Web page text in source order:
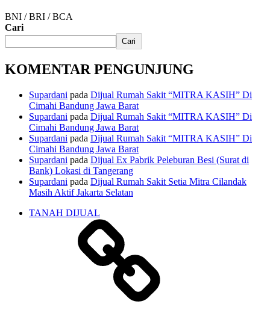
BNI / BRI / BCA
Cari
Cari
KOMENTAR PENGUNJUNG
Supardani pada Dijual Rumah Sakit “MITRA KASIH” Di
Cimahi Bandung Jawa Barat
Supardani pada Dijual Rumah Sakit “MITRA KASIH” Di
Cimahi Bandung Jawa Barat
Supardani pada Dijual Rumah Sakit “MITRA KASIH” Di
Cimahi Bandung Jawa Barat
Supardani pada Dijual Ex Pabrik Peleburan Besi (Surat di
Bank) Lokasi di Tangerang
Supardani pada Dijual Rumah Sakit Setia Mitra Cilandak
Masih Aktif Jakarta Selatan
TANAH DIJUAL